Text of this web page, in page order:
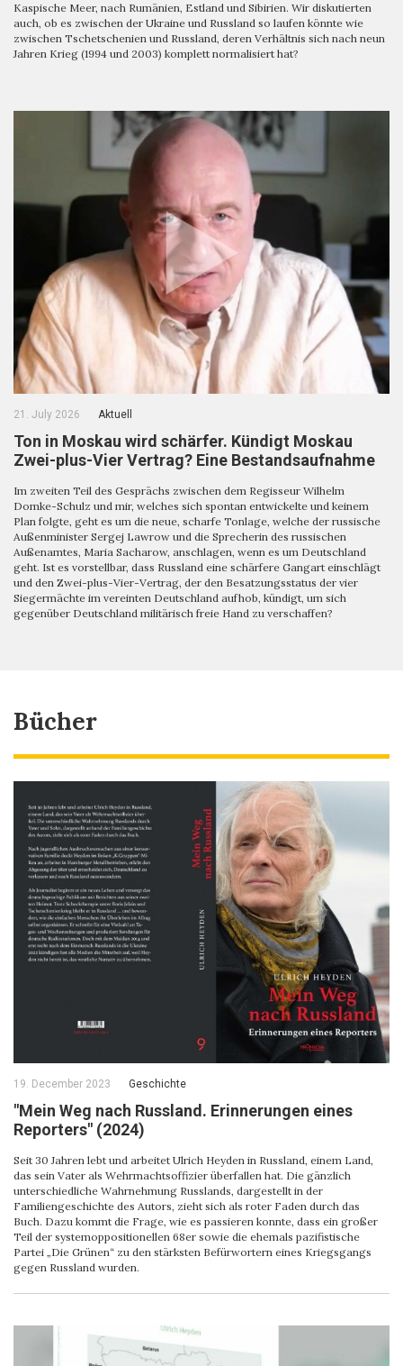
Kaspische Meer, nach Rumänien, Estland und Sibirien. Wir diskutierten
auch, ob es zwischen der Ukraine und Russland so laufen könnte wie
zwischen Tschetschenien und Russland, deren Verhältnis sich nach neun
Jahren Krieg (1994 und 2003) komplett normalisiert hat?
21. July 2026 Aktuell
Ton in Moskau wird schärfer. Kündigt Moskau
Zwei-plus-Vier Vertrag? Eine Bestandsaufnahme
Im zweiten Teil des Gesprächs zwischen dem Regisseur Wilhelm
Domke-Schulz und mir, welches sich spontan entwickelte und keinem
Plan folgte, geht es um die neue, scharfe Tonlage, welche der russische
Außenminister Sergej Lawrow und die Sprecherin des russischen
Außenamtes, Maria Sacharow, anschlagen, wenn es um Deutschland
geht. Ist es vorstellbar, dass Russland eine schärfere Gangart einschlägt
und den Zwei-plus-Vier-Vertrag, der den Besatzungsstatus der vier
Siegermächte im vereinten Deutschland aufhob, kündigt, um sich
gegenüber Deutschland militärisch freie Hand zu verschaffen?
Bücher
19. December 2023 Geschichte
"Mein Weg nach Russland. Erinnerungen eines
Reporters" (2024)
Seit 30 Jahren lebt und arbeitet Ulrich Heyden in Russland, einem Land,
das sein Vater als Wehrmachtsoffizier überfallen hat. Die gänzlich
unterschiedliche Wahrnehmung Russlands, dargestellt in der
Familiengeschichte des Autors, zieht sich als roter Faden durch das
Buch. Dazu kommt die Frage, wie es passieren konnte, dass ein großer
Teil der systemoppositionellen 68er sowie die ehemals pazifistische
Partei „Die Grünen“ zu den stärksten Befürwortern eines Kriegsgangs
gegen Russland wurden.